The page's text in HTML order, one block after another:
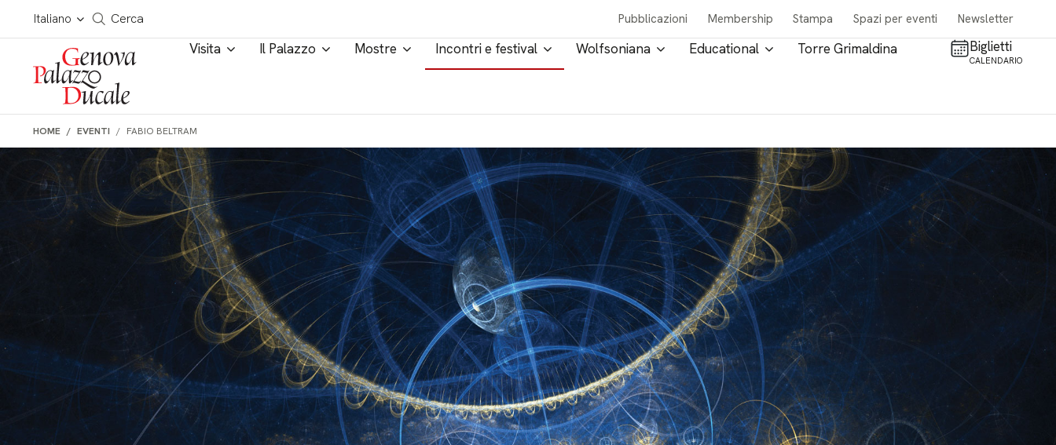
Salta al contenuto
Italiano
Cerca in tutto il sito
Cerca Pubblicazioni Membership Stampa Spazi per eventi Newsletter
Visita Il Palazzo Mostre Incontri e festival Wolfsoniana Educational Torre Grimaldina Biglietti
CALENDARIO
HOME EVENTI FABIO BELTRAM